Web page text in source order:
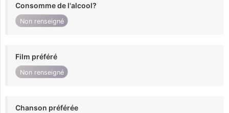
Consomme de l'alcool?
Non renseigné
Film préféré
Non renseigné
Chanson préférée